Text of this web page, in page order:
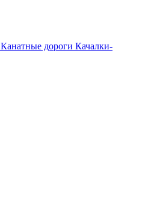
Канатные дороги Качалки-